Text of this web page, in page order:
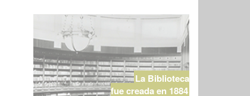
La Biblioteca
fue creada en 1884